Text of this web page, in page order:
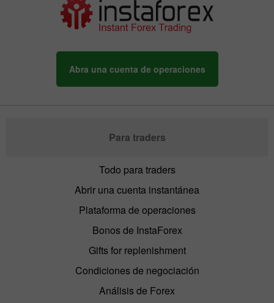
Abra una cuenta de operaciones
Para traders
Todo para traders
Abrir una cuenta instantánea
Plataforma de operaciones
Bonos de InstaForex
Gifts for replenishment
Condiciones de negociación
Análisis de Forex